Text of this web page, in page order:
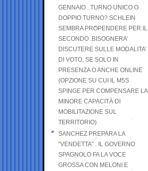
GENNAIO . TURNO UNICO O
DOPPIO TURNO? SCHLEIN
SEMBRA PROPENDERE PER IL
SECONDO .BISOGNERA’
DISCUTERE SULLE MODALITA’
DI VOTO, SE SOLO IN
PRESENZA O ANCHE ONLINE
(OPZIONE SU CUI IL M5S
SPINGE PER COMPENSARE LA
MINORE CAPACITÀ DI
MOBILITAZIONE SUL
TERRITORIO)
SANCHEZ PREPARA LA
“VENDETTA” . IL GOVERNO
SPAGNOLO FA LA VOCE
GROSSA CON MELONI E